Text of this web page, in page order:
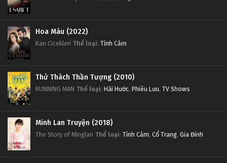
Hoa Máu (2022)
Kan Cicekleri Thể loại: Tình Cảm
Thử Thách Thần Tượng (2010)
RUNNING MAN Thể loại: Hài Hước, Phiêu Lưu, TV Shows
Minh Lan Truyện (2018)
The Story of Minglan Thể loại: Tình Cảm, Cổ Trang, Gia Đình